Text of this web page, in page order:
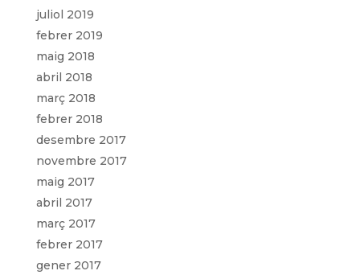
juliol 2019
febrer 2019
maig 2018
abril 2018
març 2018
febrer 2018
desembre 2017
novembre 2017
maig 2017
abril 2017
març 2017
febrer 2017
gener 2017